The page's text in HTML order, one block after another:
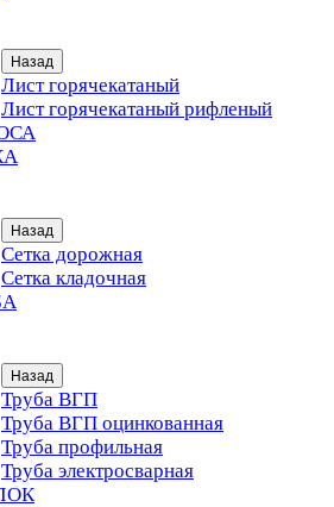
Назад
Лист горячекатаный
Лист горячекатаный рифленый
Назад
Сетка дорожная
Сетка кладочная
Назад
Труба ВГП
Труба ВГП оцинкованная
Труба профильная
Труба электросварная